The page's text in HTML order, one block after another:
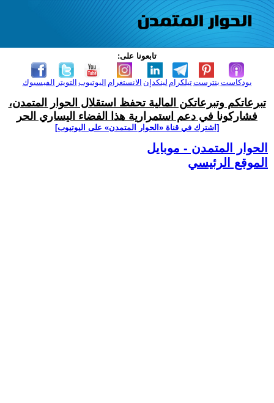
تابعونا على:
الفيسبوك التويتر اليوتيوب الانستغرام لينكدإن تيلكرامبنترست بودكاست
تبرعاتكم وتبرعاتكن المالية تحفظ استقلال الحوار المتمدن،
فشاركونا في دعم استمرارية هذا الفضاء اليساري الحر
[اشترك في قناة ‫«الحوار المتمدن» على اليوتيوب]
الحوار المتمدن - موبايل
الموقع الرئيسي